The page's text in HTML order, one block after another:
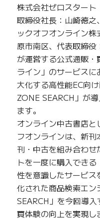
株式会社ゼロスター
取締役社長：山崎徳
ックオフオンライン
原市南区、代表取締役
が運営する公式通販
ライン」のサービス
大化する高性能EC向
ZONE SEARCH」が
ます。
オンライン中古書店
フオンラインは、新
刊・中古を組み合わ
トを一度に購入でき
性を意識したサービ
化された商品検索エ
SEARCH」を今回導
買体験の向上を実現し